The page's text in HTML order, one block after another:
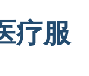
疗服